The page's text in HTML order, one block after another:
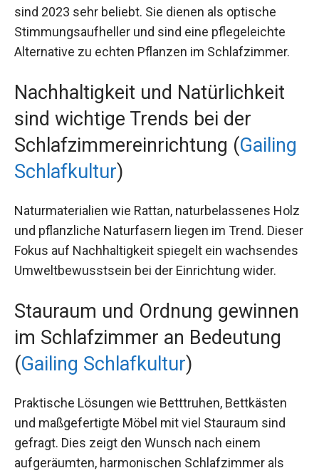
sind 2023 sehr beliebt. Sie dienen als optische
Stimmungsaufheller und sind eine pflegeleichte
Alternative zu echten Pflanzen im Schlafzimmer.
Nachhaltigkeit und Natürlichkeit
sind wichtige Trends bei der
Schlafzimmereinrichtung (Gailing
Schlafkultur)
Naturmaterialien wie Rattan, naturbelassenes Holz
und pflanzliche Naturfasern liegen im Trend. Dieser
Fokus auf Nachhaltigkeit spiegelt ein wachsendes
Umweltbewusstsein bei der Einrichtung wider.
Stauraum und Ordnung gewinnen
im Schlafzimmer an Bedeutung
(Gailing Schlafkultur)
Praktische Lösungen wie Betttruhen, Bettkästen
und maßgefertigte Möbel mit viel Stauraum sind
gefragt. Dies zeigt den Wunsch nach einem
aufgeräumten, harmonischen Schlafzimmer als